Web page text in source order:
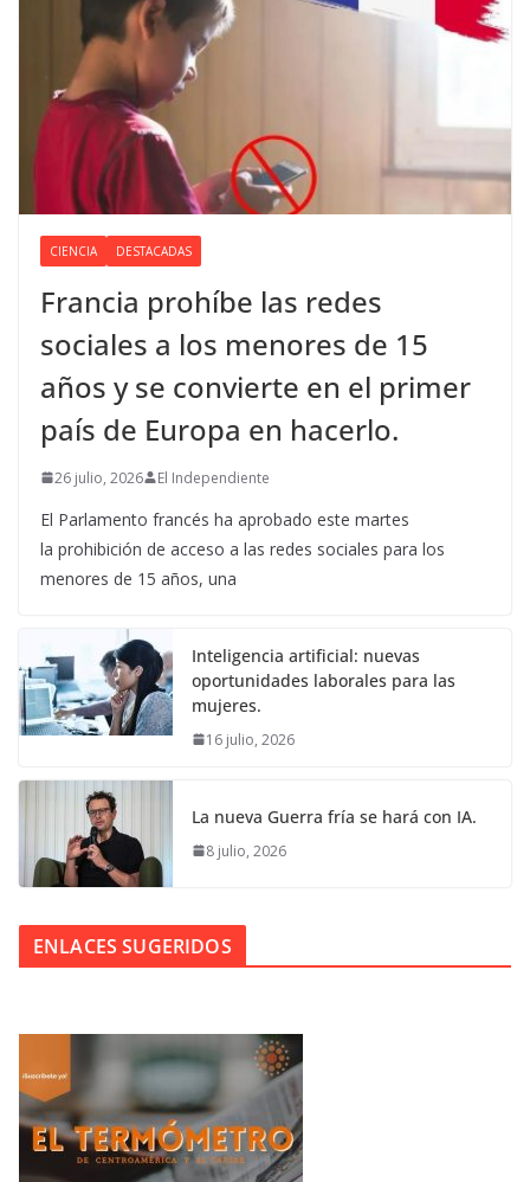
CIENCIA DESTACADAS
Francia prohíbe las redes
sociales a los menores de 15
años y se convierte en el primer
país de Europa en hacerlo.
26 julio, 2026 El Independiente
El Parlamento francés ha aprobado este martes
la prohibición de acceso a las redes sociales para los
menores de 15 años, una
Inteligencia artificial: nuevas
oportunidades laborales para las
mujeres.
16 julio, 2026
La nueva Guerra fría se hará con IA.
8 julio, 2026
ENLACES SUGERIDOS